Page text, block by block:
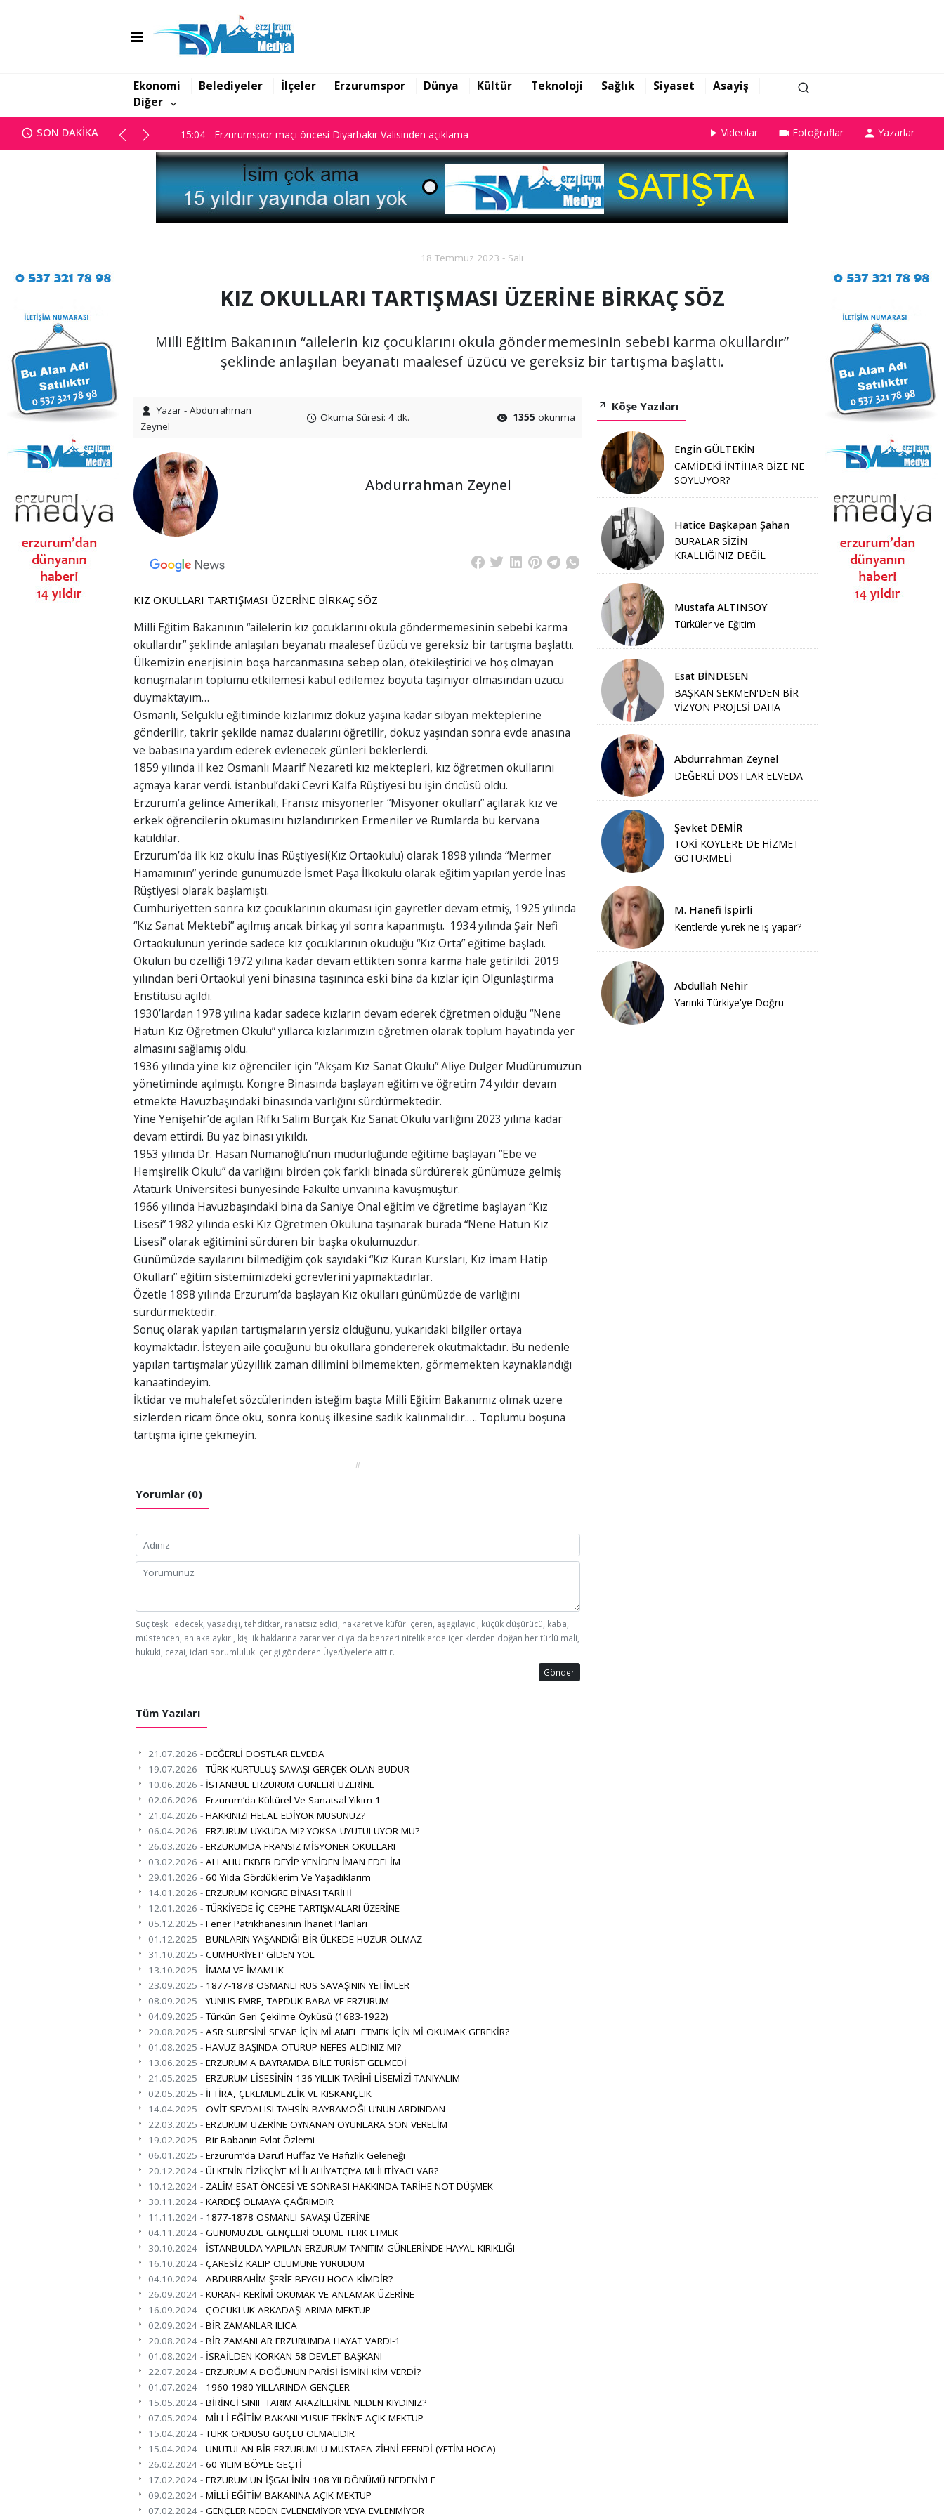
Ekonomi Belediyeler İlçeler Erzurumspor Dünya Kültür Teknoloji Sağlık Siyaset
Asayiş
Diğer
SON DAKİKA
14:45 - Başsavcılık; "Yanan dosyalar dijital sistemde kayıtlı."
15:04 - Erzurumspor maçı öncesi Diyarbakır Valisinden açıklama
15:04 - Erzurumspor maçı öncesi Diyarbakır Valisinden açıklama Videolar Fotoğraflar Yazarlar
18 Temmuz 2023 - Salı
KIZ OKULLARI TARTIŞMASI ÜZERİNE BİRKAÇ SÖZ
Milli Eğitim Bakanının “ailelerin kız çocuklarını okula göndermemesinin sebebi karma okullardır”
şeklinde anlaşılan beyanatı maalesef üzücü ve gereksiz bir tartışma başlattı.
Yazar - Abdurrahman
Zeynel
Okuma Süresi: 4 dk. 1355 okunma
Abdurrahman Zeynel
-
KIZ OKULLARI TARTIŞMASI ÜZERİNE BİRKAÇ SÖZ
Milli Eğitim Bakanının “ailelerin kız çocuklarını okula göndermemesinin sebebi karma
okullardır” şeklinde anlaşılan beyanatı maalesef üzücü ve gereksiz bir tartışma başlattı.
Ülkemizin enerjisinin boşa harcanmasına sebep olan, ötekileştirici ve hoş olmayan
konuşmaların toplumu etkilemesi kabul edilemez boyuta taşınıyor olmasından üzücü
duymaktayım…
Osmanlı, Selçuklu eğitiminde kızlarımız dokuz yaşına kadar sıbyan mekteplerine
gönderilir, takrir şekilde namaz dualarını öğretilir, dokuz yaşından sonra evde anasına
ve babasına yardım ederek evlenecek günleri beklerlerdi.
1859 yılında il kez Osmanlı Maarif Nezareti kız mektepleri, kız öğretmen okullarını
açmaya karar verdi. İstanbul’daki Cevri Kalfa Rüştiyesi bu işin öncüsü oldu.
Erzurum’a gelince Amerikalı, Fransız misyonerler “Misyoner okulları” açılarak kız ve
erkek öğrencilerin okumasını hızlandırırken Ermeniler ve Rumlarda bu kervana
katıldılar.
Erzurum’da ilk kız okulu İnas Rüştiyesi(Kız Ortaokulu) olarak 1898 yılında “Mermer
Hamamının” yerinde günümüzde İsmet Paşa İlkokulu olarak eğitim yapılan yerde İnas
Rüştiyesi olarak başlamıştı.
Cumhuriyetten sonra kız çocuklarının okuması için gayretler devam etmiş, 1925 yılında
“Kız Sanat Mektebi” açılmış ancak birkaç yıl sonra kapanmıştı. 1934 yılında Şair Nefi
Ortaokulunun yerinde sadece kız çocuklarının okuduğu “Kız Orta” eğitime başladı.
Okulun bu özelliği 1972 yılına kadar devam ettikten sonra karma hale getirildi. 2019
yılından beri Ortaokul yeni binasına taşınınca eski bina da kızlar için Olgunlaştırma
Enstitüsü açıldı.
1930’lardan 1978 yılına kadar sadece kızların devam ederek öğretmen olduğu “Nene
Hatun Kız Öğretmen Okulu” yıllarca kızlarımızın öğretmen olarak toplum hayatında yer
almasını sağlamış oldu.
1936 yılında yine kız öğrenciler için “Akşam Kız Sanat Okulu” Aliye Dülger Müdürümüzün
yönetiminde açılmıştı. Kongre Binasında başlayan eğitim ve öğretim 74 yıldır devam
etmekte Havuzbaşındaki binasında varlığını sürdürmektedir.
Yine Yenişehir’de açılan Rıfkı Salim Burçak Kız Sanat Okulu varlığını 2023 yılına kadar
devam ettirdi. Bu yaz binası yıkıldı.
1953 yılında Dr. Hasan Numanoğlu’nun müdürlüğünde eğitime başlayan “Ebe ve
Hemşirelik Okulu” da varlığını birden çok farklı binada sürdürerek günümüze gelmiş
Atatürk Üniversitesi bünyesinde Fakülte unvanına kavuşmuştur.
1966 yılında Havuzbaşındaki bina da Saniye Önal eğitim ve öğretime başlayan “Kız
Lisesi” 1982 yılında eski Kız Öğretmen Okuluna taşınarak burada “Nene Hatun Kız
Lisesi” olarak eğitimini sürdüren bir başka okulumuzdur.
Günümüzde sayılarını bilmediğim çok sayıdaki “Kız Kuran Kursları, Kız İmam Hatip
Okulları” eğitim sistemimizdeki görevlerini yapmaktadırlar.
Özetle 1898 yılında Erzurum’da başlayan Kız okulları günümüzde de varlığını
sürdürmektedir.
Sonuç olarak yapılan tartışmaların yersiz olduğunu, yukarıdaki bilgiler ortaya
koymaktadır. İsteyen aile çocuğunu bu okullara göndererek okutmaktadır. Bu nedenle
yapılan tartışmalar yüzyıllık zaman dilimini bilmemekten, görmemekten kaynaklandığı
kanaatindeyim.
İktidar ve muhalefet sözcülerinden isteğim başta Milli Eğitim Bakanımız olmak üzere
sizlerden ricam önce oku, sonra konuş ilkesine sadık kalınmalıdır.…. Toplumu boşuna
tartışma içine çekmeyin.
#
Yorumlar (0)
Suç teşkil edecek, yasadışı, tehditkar, rahatsız edici, hakaret ve küfür içeren, aşağılayıcı, küçük düşürücü, kaba,
müstehcen, ahlaka aykırı, kişilik haklarına zarar verici ya da benzeri niteliklerde içeriklerden doğan her türlü mali,
hukuki, cezai, idari sorumluluk içeriği gönderen Üye/Üyeler’e aittir.
Gönder
Tüm Yazıları
21.07.2026 - DEĞERLİ DOSTLAR ELVEDA
19.07.2026 -TÜRK KURTULUŞ SAVAŞI GERÇEK OLAN BUDUR
10.06.2026 - İSTANBUL ERZURUM GÜNLERİ ÜZERİNE
02.06.2026 - Erzurum’da Kültürel Ve Sanatsal Yıkım-1
21.04.2026 - HAKKINIZI HELAL EDİYOR MUSUNUZ?
06.04.2026 - ERZURUM UYKUDA MI? YOKSA UYUTULUYOR MU?
26.03.2026 - ERZURUMDA FRANSIZ MİSYONER OKULLARI
03.02.2026 - ALLAHU EKBER DEYİP YENİDEN İMAN EDELİM
29.01.2026 - 60 Yılda Gördüklerim Ve Yaşadıklarım
14.01.2026 - ERZURUM KONGRE BİNASI TARİHİ
12.01.2026 -TÜRKİYEDE İÇ CEPHE TARTIŞMALARI ÜZERİNE
05.12.2025 - Fener Patrikhanesinin İhanet Planları
01.12.2025 - BUNLARIN YAŞANDIĞI BİR ÜLKEDE HUZUR OLMAZ
31.10.2025 - CUMHURİYET’ GİDEN YOL
13.10.2025 - İMAM VE İMAMLIK
23.09.2025 - 1877-1878 OSMANLI RUS SAVAŞININ YETİMLER
08.09.2025 -YUNUS EMRE, TAPDUK BABA VE ERZURUM
04.09.2025 -Türkün Geri Çekilme Öyküsü (1683-1922)
20.08.2025 - ASR SURESİNİ SEVAP İÇİN Mİ AMEL ETMEK İÇİN Mİ OKUMAK GEREKİR?
01.08.2025 - HAVUZ BAŞINDA OTURUP NEFES ALDINIZ MI?
13.06.2025 - ERZURUM'A BAYRAMDA BİLE TURİST GELMEDİ
21.05.2025 - ERZURUM LİSESİNİN 136 YILLIK TARİHİ LİSEMİZİ TANIYALIM
02.05.2025 - İFTİRA, ÇEKEMEMEZLİK VE KISKANÇLIK
14.04.2025 - OVİT SEVDALISI TAHSİN BAYRAMOĞLU’NUN ARDINDAN
22.03.2025 - ERZURUM ÜZERİNE OYNANAN OYUNLARA SON VERELİM
19.02.2025 - Bir Babanın Evlat Özlemi
06.01.2025 - Erzurum’da Daru’l Huffaz Ve Hafızlık Geleneği
20.12.2024 - ÜLKENİN FİZİKÇİYE Mİ İLAHİYATÇIYA MI İHTİYACI VAR?
10.12.2024 - ZALİM ESAT ÖNCESİ VE SONRASI HAKKINDA TARİHE NOT DÜŞMEK
30.11.2024 - KARDEŞ OLMAYA ÇAĞRIMDIR
11.11.2024 - 1877-1878 OSMANLI SAVAŞI ÜZERİNE
04.11.2024 - GÜNÜMÜZDE GENÇLERİ ÖLÜME TERK ETMEK
30.10.2024 - İSTANBULDA YAPILAN ERZURUM TANITIM GÜNLERİNDE HAYAL KIRIKLIĞI
16.10.2024 - ÇARESİZ KALIP ÖLÜMÜNE YÜRÜDÜM
04.10.2024 - ABDURRAHİM ŞERİF BEYGU HOCA KİMDİR?
26.09.2024 - KURAN-I KERİMİ OKUMAK VE ANLAMAK ÜZERİNE
16.09.2024 - ÇOCUKLUK ARKADAŞLARIMA MEKTUP
02.09.2024 - BİR ZAMANLAR ILICA
20.08.2024 - BİR ZAMANLAR ERZURUMDA HAYAT VARDI-1
01.08.2024 - İSRAİLDEN KORKAN 58 DEVLET BAŞKANI
22.07.2024 - ERZURUM'A DOĞUNUN PARİSİ İSMİNİ KİM VERDİ?
01.07.2024 - 1960-1980 YILLARINDA GENÇLER
15.05.2024 - BİRİNCİ SINIF TARIM ARAZİLERİNE NEDEN KIYDINIZ?
07.05.2024 - MİLLİ EĞİTİM BAKANI YUSUF TEKİN’E AÇIK MEKTUP
15.04.2024 -TÜRK ORDUSU GÜÇLÜ OLMALIDIR
15.04.2024 - UNUTULAN BİR ERZURUMLU MUSTAFA ZİHNİ EFENDİ (YETİM HOCA)
26.02.2024 - 60 YILIM BÖYLE GEÇTİ
17.02.2024 - ERZURUM'UN İŞGALİNİN 108 YILDÖNÜMÜ NEDENİYLE
09.02.2024 - MİLLİ EĞİTİM BAKANINA AÇIK MEKTUP
07.02.2024 - GENÇLER NEDEN EVLENEMİYOR VEYA EVLENMİYOR
Köşe Yazıları
Engin GÜLTEKİN
CAMİDEKİ İNTİHAR BİZE NE
SÖYLÜYOR?
Hatice Başkapan Şahan
BURALAR SİZİN
KRALLIĞINIZ DEĞİL
Mustafa ALTINSOY
Türküler ve Eğitim
Esat BİNDESEN
BAŞKAN SEKMEN'DEN BİR
VİZYON PROJESİ DAHA
Abdurrahman Zeynel
DEĞERLİ DOSTLAR ELVEDA
Şevket DEMİR
TOKİ KÖYLERE DE HİZMET
GÖTÜRMELİ
M. Hanefi İspirli
Kentlerde yürek ne iş yapar?
Abdullah Nehir
Yarınki Türkiye'ye Doğru